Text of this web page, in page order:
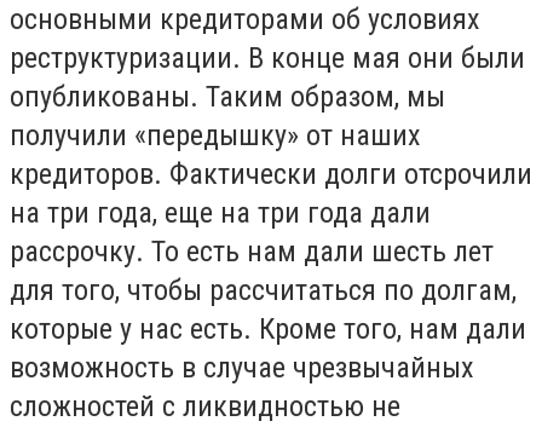
основными кредиторами об условиях
реструктуризации. В конце мая они были
опубликованы. Таким образом, мы
получили «передышку» от наших
кредиторов. Фактически долги отсрочили
на три года, еще на три года дали
рассрочку. То есть нам дали шесть лет
для того, чтобы рассчитаться по долгам,
которые у нас есть. Кроме того, нам дали
возможность в случае чрезвычайных
сложностей с ликвидностью не